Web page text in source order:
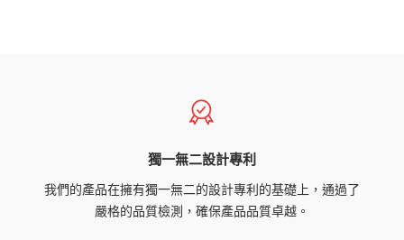
獨一無二設計專利
我們的產品在擁有獨一無二的設計專利的基礎上，通過了
嚴格的品質檢測，確保產品品質卓越。